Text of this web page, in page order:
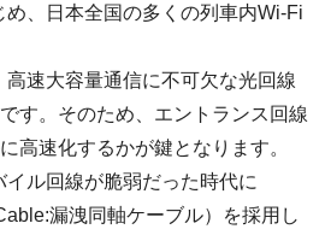
、⽇本全国の多くの列⾞内Wi-Fi
速⼤容量通信に不可⽋な光回線
す。そのため、エントランス回線
⾼速化するかが鍵となります。
ル回線が脆弱だった時代に
漏洩同軸ケーブル）を採⽤し